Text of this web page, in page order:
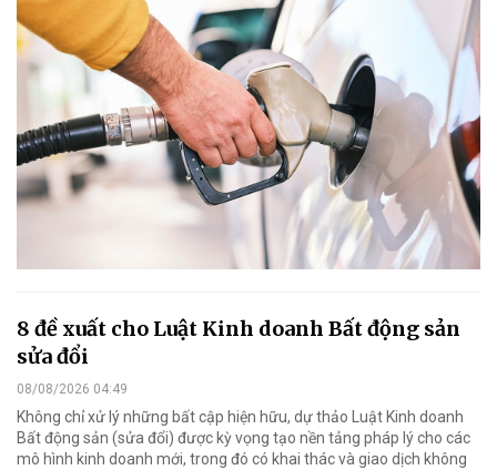
8 đề xuất cho Luật Kinh doanh Bất động sản
sửa đổi
08/08/2026 04:49
Không chỉ xử lý những bất cập hiện hữu, dự thảo Luật Kinh doanh
Bất động sản (sửa đổi) được kỳ vọng tạo nền tảng pháp lý cho các
mô hình kinh doanh mới, trong đó có khai thác và giao dịch không